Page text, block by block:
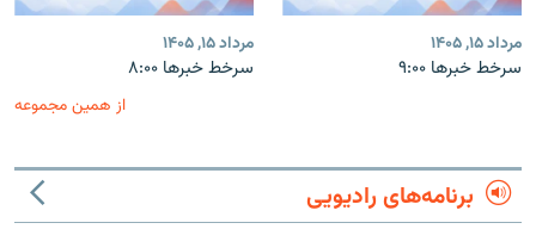
مرداد ۱۵, ۱۴۰۵
سرخط خبرها ۹:۰۰
مرداد ۱۵, ۱۴۰۵
سرخط خبرها ۸:۰۰
از همین مجموعه
برنامه‌های رادیویی